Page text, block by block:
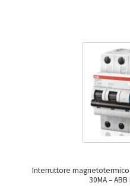
Interruttore magnetotermico
30MA –